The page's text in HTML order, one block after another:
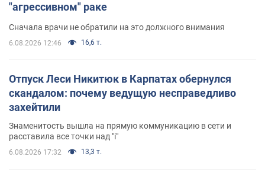
"агрессивном" раке
Сначала врачи не обратили на это должного внимания
6.08.2026 12:46 16,6 т.
Отпуск Леси Никитюк в Карпатах обернулся
скандалом: почему ведущую несправедливо
захейтили
Знаменитость вышла на прямую коммуникацию в сети и
расставила все точки над "i"
6.08.2026 17:32 13,3 т.